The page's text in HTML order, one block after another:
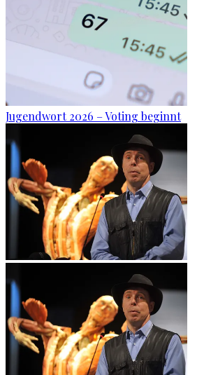
Jugendwort 2026 – Voting beginnt